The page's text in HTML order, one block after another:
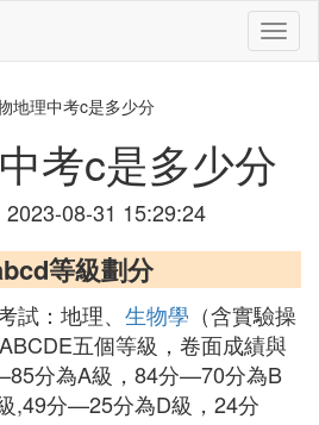
切
換
地理中考c是多少分
考c是多少分
08-31 15:29:24
等級劃分
試：地理、 生物學 （含實驗操
五個等級，卷面成績與
分為A級，84分—70分為B
,49分—25分為D級，24分